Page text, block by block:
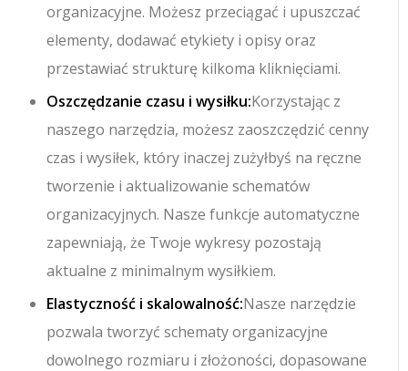
organizacyjne. Możesz przeciągać i upuszczać
elementy, dodawać etykiety i opisy oraz
przestawiać strukturę kilkoma kliknięciami.
Oszczędzanie czasu i wysiłku:Korzystając z
naszego narzędzia, możesz zaoszczędzić cenny
czas i wysiłek, który inaczej zużyłbyś na ręczne
tworzenie i aktualizowanie schematów
organizacyjnych. Nasze funkcje automatyczne
zapewniają, że Twoje wykresy pozostają
aktualne z minimalnym wysiłkiem.
Elastyczność i skalowalność:Nasze narzędzie
pozwala tworzyć schematy organizacyjne
dowolnego rozmiaru i złożoności, dopasowane